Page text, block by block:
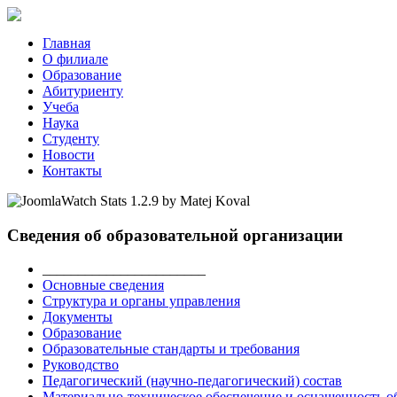
Главная
О филиале
Образование
Абитуриенту
Учеба
Наука
Студенту
Новости
Контакты
Сведения об образовательной организации
Основные сведения
Структура и органы управления
Документы
Образование
Образовательные стандарты и требования
Руководство
Педагогический (научно-педагогический) состав